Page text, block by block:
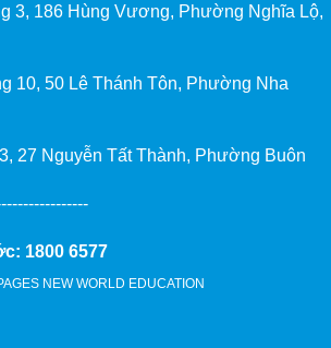
3, 186 Hùng Vương, Phường Nghĩa Lộ,
10, 50 Lê Thánh Tôn, Phường Nha
27 Nguyễn Tất Thành, Phường Buôn
1800 6577
NEW WORLD EDUCATION